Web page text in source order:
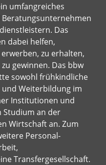
umfangreiches
Beratungsunternehmen
Das
dabei helfen,
zu erhalten,
gewinnen. Das bbw
sowohl frühkindliche
Weiterbildung im
Institutionen und
Studium an der
Wirtschaft an. Zum
Personal-
Transfergesellschaft.